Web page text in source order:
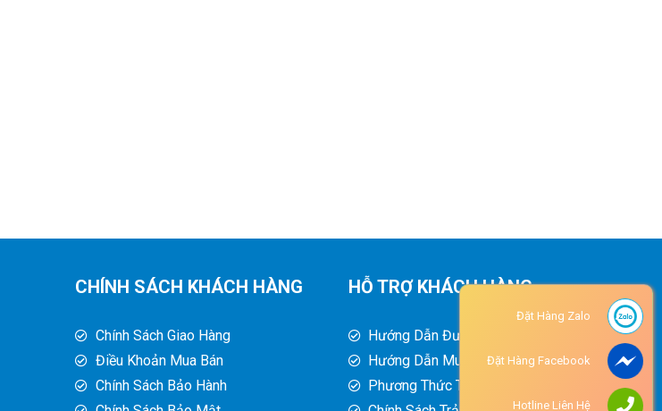
CHÍNH SÁCH KHÁCH HÀNG
Chính Sách Giao Hàng
Điều Khoản Mua Bán
Chính Sách Bảo Hành
HỖ TRỢ KHÁCH HÀNG
Hướng Dẫn Đường Đi
Hướng Dẫn Mua Hàng
Phương Thức Thanh Toán
Đặt Hàng Zalo
Đặt Hàng Facebook
Hotline Liên Hệ